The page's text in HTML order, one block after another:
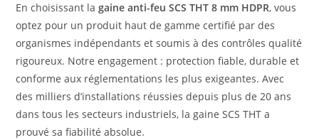
En choisissant lagaine anti-feu SCS THT 8 mm HDPR, vous
optez pour un produit haut de gamme certifié par des
organismes indépendants et soumis à des contrôles qualité
rigoureux. Notre engagement : protection fiable, durable et
conforme aux réglementations les plus exigeantes. Avec
des milliers d’installations réussies depuis plus de 20 ans
dans tous les secteurs industriels, la gaine SCS THT a
prouvé sa fiabilité absolue.